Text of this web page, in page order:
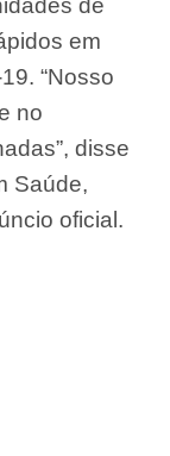
de
em
“Nosso
no
disse
Saúde,
oficial.